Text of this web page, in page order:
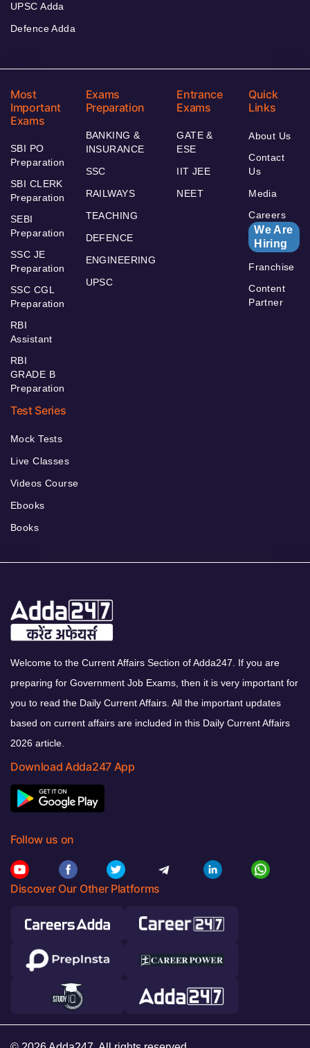
UPSC Adda
Defence Adda
Most
Important
Exams
SBI PO
Preparation
SBI CLERK
Preparation
SEBI
Preparation
SSC JE
Preparation
SSC CGL
Preparation
RBI
Assistant
RBI
GRADE B
Preparation
Exams
Preparation
BANKING &
INSURANCE
SSC
RAILWAYS
TEACHING
DEFENCE
ENGINEERING
UPSC
Entrance
Exams
GATE &
ESE
IIT JEE
NEET
Quick
Links
About Us
Contact
Us
Media
Careers
We Are
Hiring
Franchise
Content
Partner
Test Series
Mock Tests
Live Classes
Videos Course
Ebooks
Books
Welcome to the Current Affairs Section of Adda247. If you are
preparing for Government Job Exams, then it is very important for
you to read the Daily Current Affairs. All the important updates
based on current affairs are included in this Daily Current Affairs
2026 article.
Download Adda247 App
Follow us on
Discover Our Other Platforms